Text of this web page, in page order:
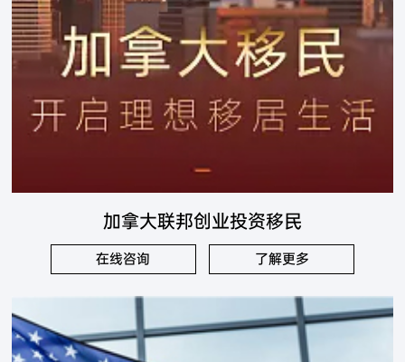
加拿大联邦创业投资移民
在线咨询 了解更多